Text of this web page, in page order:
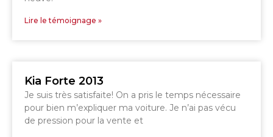
Lire le témoignage »
Kia Forte 2013
Je suis très satisfaite! On a pris le temps nécessaire
pour bien m’expliquer ma voiture. Je n’ai pas vécu
de pression pour la vente et
GRANBY
SHERBROOKE
Voir le site